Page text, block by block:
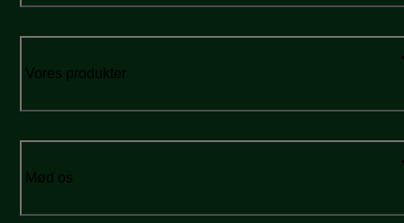
Vores produkter
Mød os